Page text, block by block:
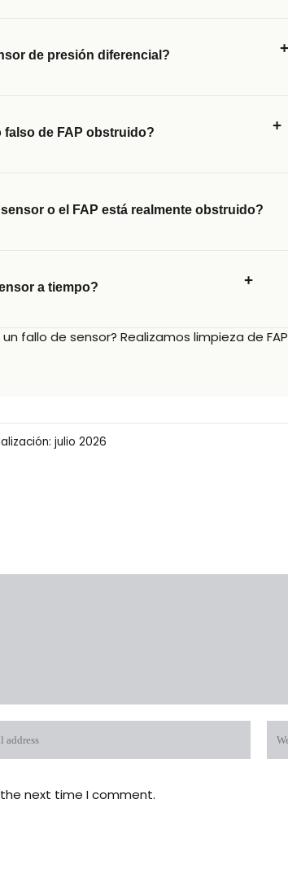
de presión diferencial? +
de FAP obstruido? +
o el FAP está realmente obstruido?
a tiempo? +
fallo de sensor? Realizamos limpieza de
julio 2026
next time I comment.